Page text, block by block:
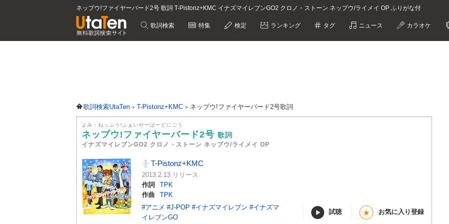
ネップウ!ファイヤーバード2号 歌詞 T-Pistonz+KMC イナズマイレブンGO2 クロノ・ストーン ネップウ/ライメイ OP ふりがな付
歌詞検索 特集 検定 ランキング タグ ニュース カラオケ
歌詞検索UtaTen T-Pistonz+KMC ネップウ!ファイヤーバード2号歌詞
よみ：ねっぷう!ふぁいやーばーどにごう
ネップウ!ファイヤーバード2号 歌詞
イナズマイレブンGO2 クロノ・ストーン ネップウ/ライメイ OP
T-Pistonz+KMC
2013.2.13 リリース
作詞
TPK
作曲
TPK
#アニメ #J-POP #イナズマイレブン #イナズマ
イレブンGO
試聴 ★ お気に入り登録